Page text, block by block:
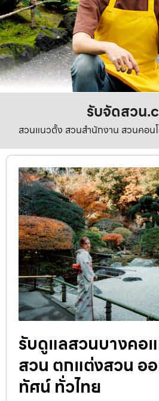
รับจัดสวน
สวนแนวตั้ง สวนสำนักงาน สวนคอน
รับดูแลสวนบางคอ
สวน ตกแต่งสวน อ
ทัศน์ ทั่วไทย